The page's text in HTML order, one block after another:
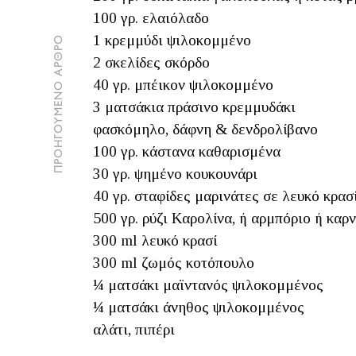
ΠΡΟΗΓΟΥΜΕΝΟ ΑΡΘΡΟ
100 γρ. ελαιόλαδο
1 κρεμμύδι ψιλοκομμένο
2 σκελίδες σκόρδο
40 γρ. μπέικον ψιλοκομμένο
3 ματσάκια πράσινο κρεμμυδάκι
φασκόμηλο, δάφνη & δενδρολίβανο
100 γρ. κάστανα καθαρισμένα
30 γρ. ψημένο κουκουνάρι
40 γρ. σταφίδες μαρινάτες σε λευκό
500 γρ. ρύζι Καρολίνα, ή αρμπόριο ή
300 ml λευκό κρασί
300 ml ζωμός κοτόπουλο
¼ ματσάκι μαϊντανός ψιλοκομμένος
¼ ματσάκι άνηθος ψιλοκομμένος
αλάτι, πιπέρι